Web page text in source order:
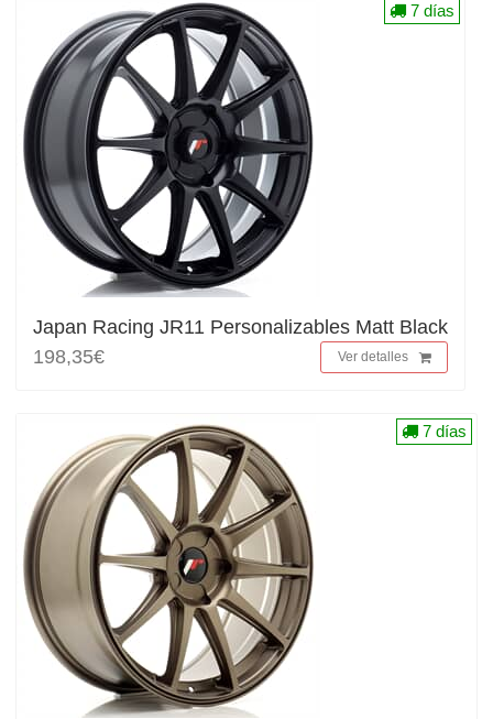
Japan Racing JR11 Personalizables Matt Black
198,35€
Ver detalles
7 días
7 días